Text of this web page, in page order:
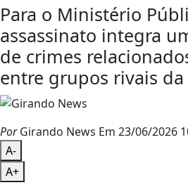
Para o Ministério
assassinato integra
de crimes
entre grupos rivais
PorGirando News Em 23/06/2026
A-
A+